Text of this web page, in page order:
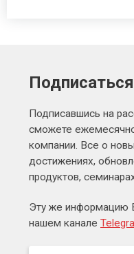
Подписавшись на
сможете
компании. Все о
достижениях,
продуктов,
Эту же информацию
нашем канале